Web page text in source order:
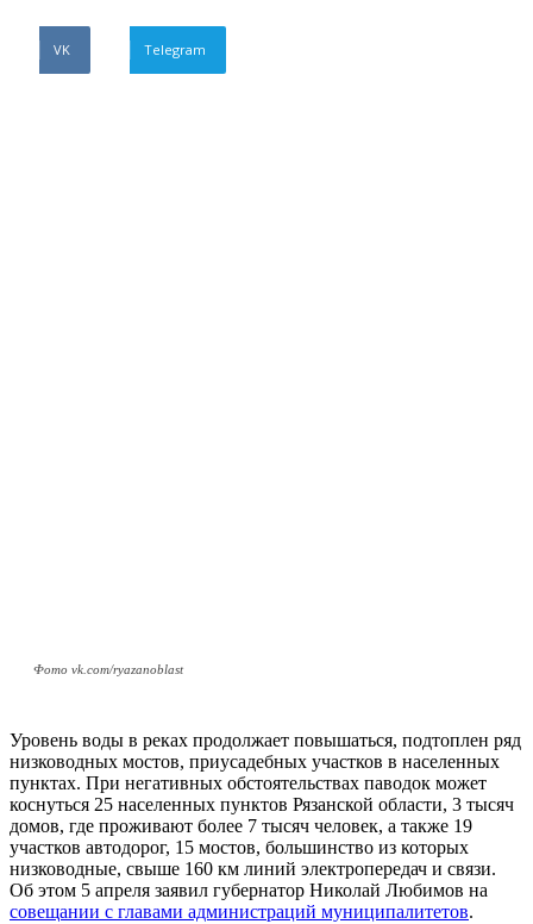
VK Telegram
Фото vk.com/ryazanoblast
Уровень воды в реках продолжает повышаться, подтоплен ряд
низководных мостов, приусадебных участков в населенных
пунктах. При негативных обстоятельствах паводок может
коснуться 25 населенных пунктов Рязанской области, 3 тысяч
домов, где проживают более 7 тысяч человек, а также 19
участков автодорог, 15 мостов, большинство из которых
низководные, свыше 160 км линий электропередач и связи.
Об этом 5 апреля заявил губернатор Николай Любимов на
совещании с главами администраций муниципалитетов.